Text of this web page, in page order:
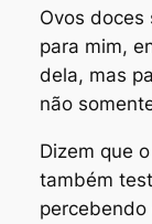
Ovos doces
para mim,
dela, mas
não
Dizem que
também